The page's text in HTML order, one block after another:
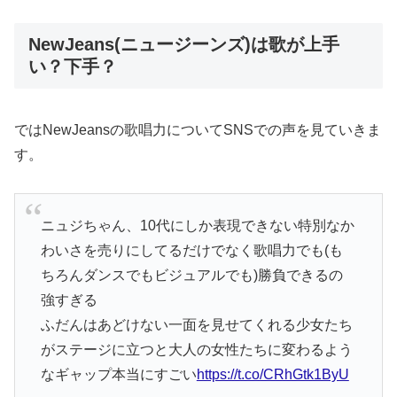
NewJeans(ニュージーンズ)は歌が上手
い？下手？
ではNewJeansの歌唱力についてSNSでの声を見ていきま
す。
ニュジちゃん、10代にしか表現できない特別なか
わいさを売りにしてるだけでなく歌唱力でも(も
ちろんダンスでもビジュアルでも)勝負できるの
強すぎる
ふだんはあどけない一面を見せてくれる少女たち
がステージに立つと大人の女性たちに変わるよう
なギャップ本当にすごいhttps://t.co/CRhGtk1ByU